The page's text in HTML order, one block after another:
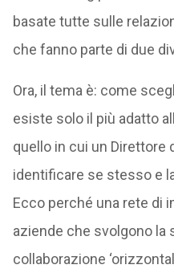
basate tutte sulle
che fanno parte di due
Ora, il tema è: come
esiste solo il più adatto
quello in cui un Direttore
identificare se stesso e
Ecco perché una rete di
aziende che svolgono la
collaborazione